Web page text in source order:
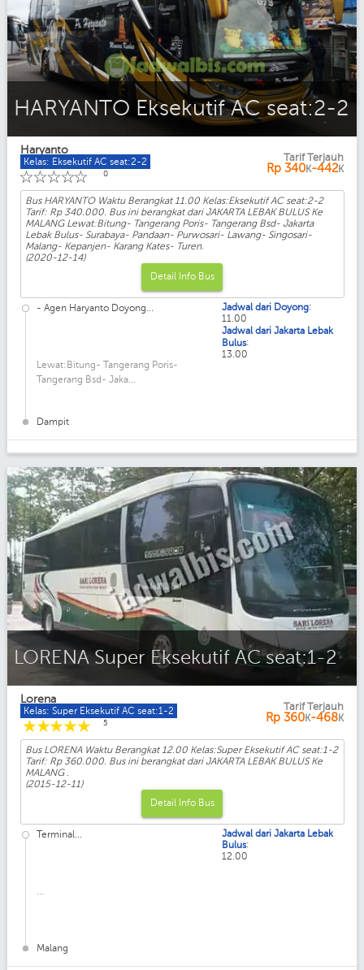
HARYANTO Eksekutif AC seat:2-2
Haryanto
Kelas: Eksekutif AC seat:2-2
☆
☆
☆
☆
☆ 0
Tarif Terjauh
Rp 340K-442K
Bus HARYANTO Waktu Berangkat 11.00 Kelas:Eksekutif AC seat:2-2
Tarif: Rp 340.000. Bus ini berangkat dari JAKARTA LEBAK BULUS Ke
MALANG Lewat:Bitung- Tangerang Poris- Tangerang Bsd- Jakarta
Lebak Bulus- Surabaya- Pandaan- Purwosari- Lawang- Singosari-
Malang- Kepanjen- Karang Kates- Turen.
(2020-12-14)
Detail Info Bus
- Agen Haryanto Doyong...
Lewat:Bitung- Tangerang Poris-
Tangerang Bsd- Jaka...
Dampit
Jadwal dari Doyong:
11.00
Jadwal dari Jakarta Lebak
Bulus:
13.00
LORENA Super Eksekutif AC seat:1-2
Lorena
Kelas: Super Eksekutif AC seat:1-2
☆
☆
☆
☆
☆ 5
Tarif Terjauh
Rp 360K-468K
Bus LORENA Waktu Berangkat 12.00 Kelas:Super Eksekutif AC seat:1-2
Tarif: Rp 360.000. Bus ini berangkat dari JAKARTA LEBAK BULUS Ke
MALANG .
(2015-12-11)
Detail Info Bus
Terminal...
Malang
Jadwal dari Jakarta Lebak
Bulus:
12.00